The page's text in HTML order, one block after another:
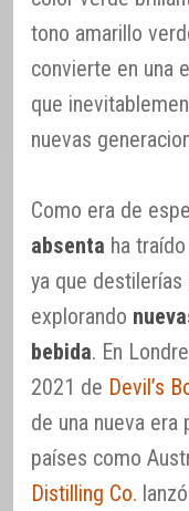
tono amarillo
convierte en una
que
nuevas
Como era de
absenta ha
ya que
explorando
bebida. En
2021 de Devil’s
de una nueva era
países como
Distilling Co.